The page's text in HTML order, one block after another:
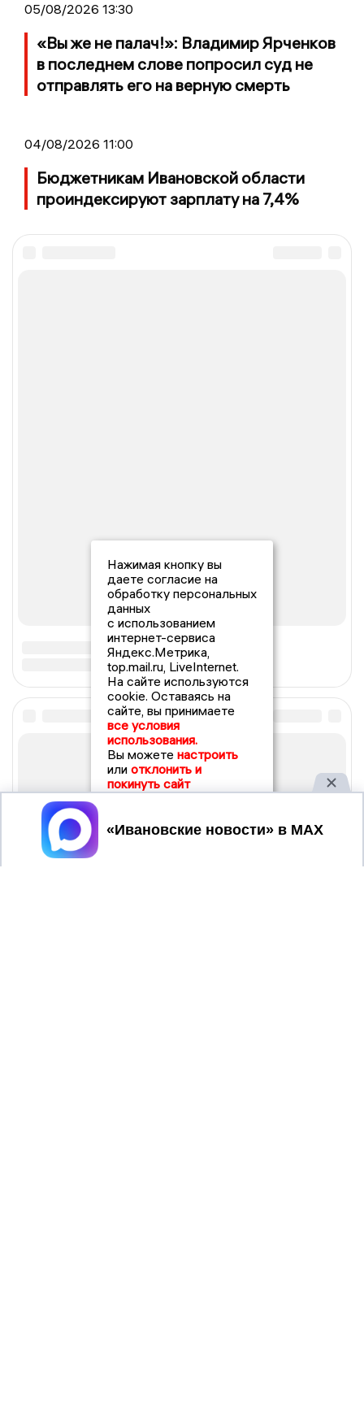
05/08/2026 13:30
«Вы же не палач!»: Владимир Ярченков
в последнем слове попросил суд не
отправлять его на верную смерть
04/08/2026 11:00
Бюджетникам Ивановской области
проиндексируют зарплату на 7,4%
Нажимая кнопку вы
даете согласие на
обработку персональных
данных
с использованием
интернет-сервиса
Яндекс.Метрика,
top.mail.ru, LiveInternet.
На сайте используются
cookie. Оставаясь на
сайте, вы принимаете
все условия
использования.
Вы можете настроить
или отклонить и
покинуть сайт
Принять